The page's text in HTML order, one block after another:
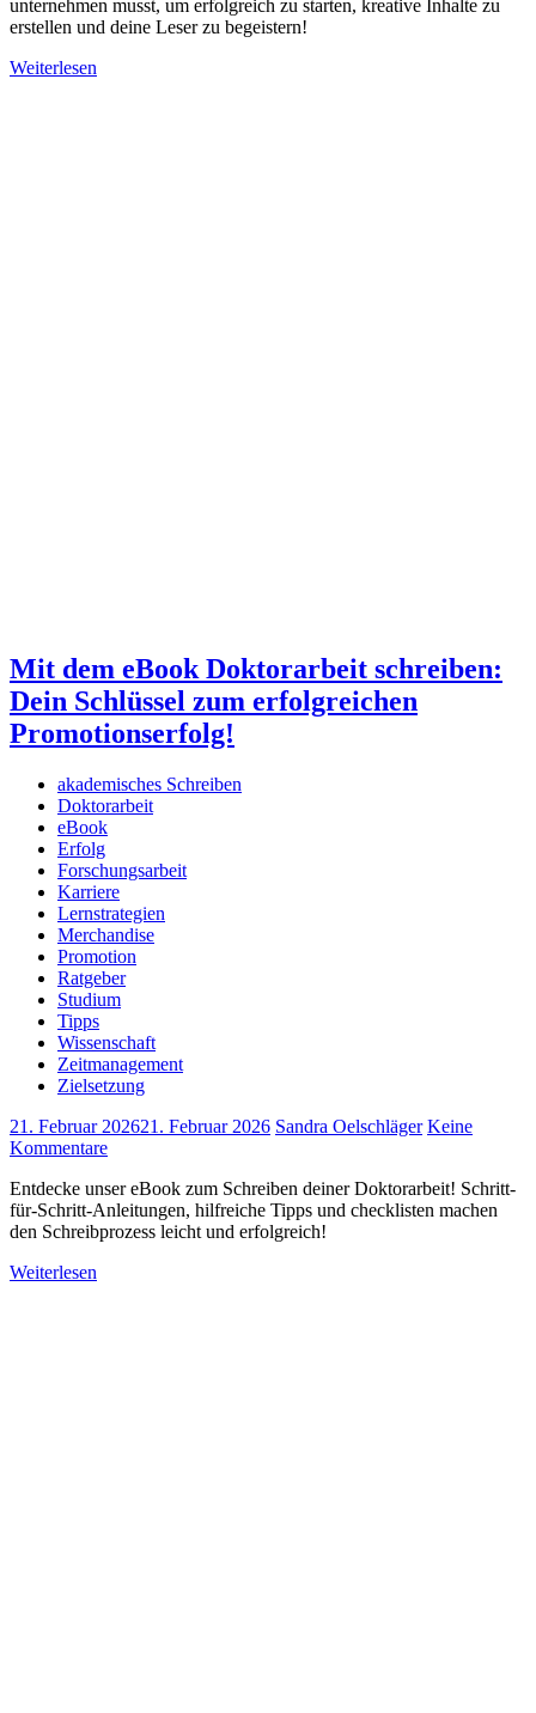
unternehmen musst, um erfolgreich zu starten, kreative Inhalte zu
erstellen und deine Leser zu begeistern!
Weiterlesen
Mit dem eBook Doktorarbeit schreiben:
Dein Schlüssel zum erfolgreichen
Promotionserfolg!
akademisches Schreiben
Doktorarbeit
eBook
Erfolg
Forschungsarbeit
Karriere
Lernstrategien
Merchandise
Promotion
Ratgeber
Studium
Tipps
Wissenschaft
Zeitmanagement
Zielsetzung
21. Februar 202621. Februar 2026 Sandra Oelschläger Keine
Kommentare
Entdecke unser eBook zum Schreiben deiner Doktorarbeit! Schritt-
für-Schritt-Anleitungen, hilfreiche Tipps und checklisten machen
den Schreibprozess leicht und erfolgreich!
Weiterlesen